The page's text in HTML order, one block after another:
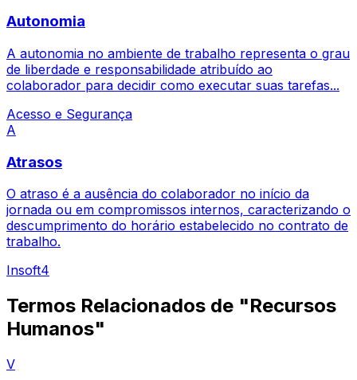
Autonomia
A autonomia no ambiente de trabalho representa o grau
de liberdade e responsabilidade atribuído ao
colaborador para decidir como executar suas tarefas...
Acesso e Segurança
A
Atrasos
O atraso é a ausência do colaborador no início da
jornada ou em compromissos internos, caracterizando o
descumprimento do horário estabelecido no contrato de
trabalho.
Insoft4
Termos Relacionados de "Recursos
Humanos"
V